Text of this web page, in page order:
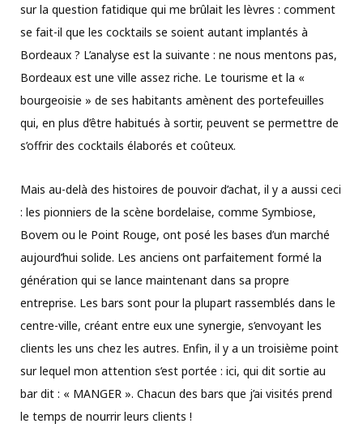
sur la question fatidique qui me brûlait les lèvres : comment
se fait-il que les cocktails se soient autant implantés à
Bordeaux ? L’analyse est la suivante : ne nous mentons pas,
Bordeaux est une ville assez riche. Le tourisme et la «
bourgeoisie » de ses habitants amènent des portefeuilles
qui, en plus d’être habitués à sortir, peuvent se permettre de
s’offrir des cocktails élaborés et coûteux.
Mais au-delà des histoires de pouvoir d’achat, il y a aussi ceci
: les pionniers de la scène bordelaise, comme Symbiose,
Bovem ou le Point Rouge, ont posé les bases d’un marché
aujourd’hui solide. Les anciens ont parfaitement formé la
génération qui se lance maintenant dans sa propre
entreprise. Les bars sont pour la plupart rassemblés dans le
centre-ville, créant entre eux une synergie, s’envoyant les
clients les uns chez les autres. Enfin, il y a un troisième point
sur lequel mon attention s’est portée : ici, qui dit sortie au
bar dit : « MANGER ». Chacun des bars que j’ai visités prend
le temps de nourrir leurs clients !